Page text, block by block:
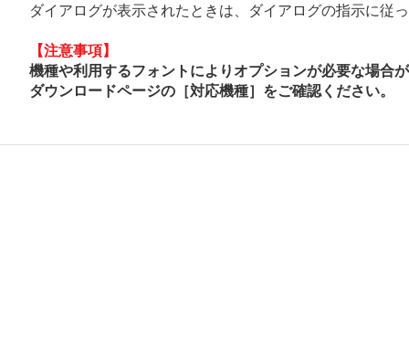
ダイアログが表示されたときは、ダイアログの指示に従
【注意事項】
機種や利用するフォントによりオプションが必要な場合
ダウンロードページの［対応機種］をご確認ください。